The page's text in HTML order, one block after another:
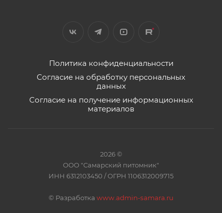
Политика конфиденциальности
Согласие на обработку персональных
данных
Согласие на получение информационных
материалов
2026 ©
ООО "Самарский питомник"
ИНН 6312103450 / ОГРН 1106312009715
© Разработка www.admin-samara.ru